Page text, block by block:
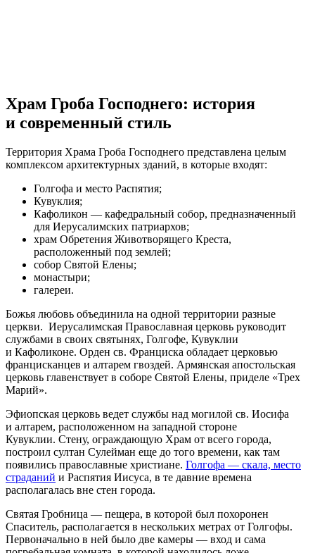
Храм Гроба Господнего: история
и современный стиль
Территория Храма Гроба Господнего представлена целым
комплексом архитектурных зданий, в которые входят:
Голгофа и место Распятия;
Кувуклия;
Кафоликон — кафедральный собор, предназначенный
для Иерусалимских патриархов;
храм Обретения Животворящего Креста,
расположенный под землей;
собор Святой Елены;
монастыри;
галереи.
Божья любовь объединила на одной территории разные
церкви. Иерусалимская Православная церковь руководит
службами в своих святынях, Голгофе, Кувуклии
и Кафоликоне. Орден св. Франциска обладает церковью
францисканцев и алтарем гвоздей. Армянская апостольская
церковь главенствует в соборе Святой Елены, приделе «Трех
Марий».
Эфиопская церковь ведет службы над могилой св. Иосифа
и алтарем, расположенном на западной стороне
Кувуклии. Стену, ограждающую Храм от всего города,
построил султан Сулейман еще до того времени, как там
появились православные христиане. Голгофа — скала, место
страданий и Распятия Иисуса, в те давние времена
располагалась вне стен города.
Святая Гробница — пещера, в которой был похоронен
Спаситель, располагается в нескольких метрах от Голгофы.
Первоначально в ней было две камеры — вход и сама